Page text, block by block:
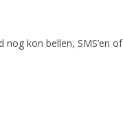
kon bellen, SMS’en of